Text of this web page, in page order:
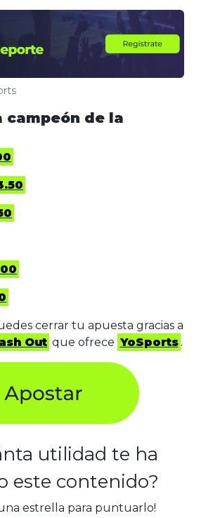
campeón de la
cerrar tu apuesta gracias a
Out que ofrece YoSports .
utilidad te ha
este contenido?
estrella para puntuarlo!